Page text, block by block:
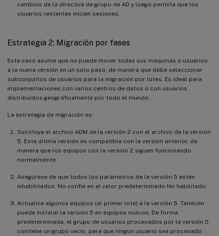
cambios de la directiva de grupo de AD y luego permita que los
usuarios restantes inicien sesiones.
Estrategia 2: Migración por fases
Este caso asume que no puede mover todas sus máquinas o usuarios
a la nueva versión en un solo paso, de manera que debe seleccionar
subconjuntos de usuarios para la migración por lotes. Es ideal para
implementaciones con varios centros de datos o con usuarios
distribuidos geográficamente por todo el mundo.
La estrategia de migración es:
Sustituya el archivo ADM de la versión 2 con el archivo de la versión
5. Esta última versión es compatible con la versión anterior, de
manera que los equipos con la versión 2 siguen funcionando
normalmente.
Asegúrese de que todos los parámetros de la versión 5 estén
inhabilitados. No confíe en el valor predeterminado No habilitado.
Actualice algunos equipos (el primer lote) a la versión 5. También
puede instalar la versión 5 en equipos nuevos. De forma
predeterminada, el grupo de usuarios procesados por la versión 5
contiene un grupo vacío, para que ningún usuario sea procesado